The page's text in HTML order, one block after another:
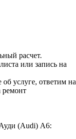
расчет.
или запись на
услуге, ответим на
ремонт
(Audi) A6: